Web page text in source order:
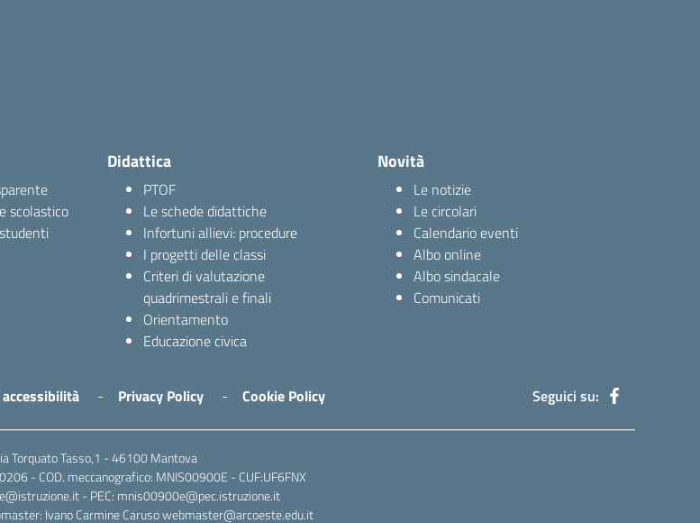
scolastico
Didattica
PTOF
Le schede didattiche
Infortuni allievi: procedure
I progetti delle classi
Criteri di valutazione
quadrimestrali e finali
Orientamento
Educazione civica
Novità
Le notizie
Le circolari
Calendario eventi
Albo online
Albo sindacale
Comunicati
Privacy Policy Cookie Policy Seguici su:
Torquato Tasso,1 - 46100 Mantova
- COD. meccanografico: MNIS00900E - CUF:UF6FNX
- PEC: mnis00900e@pec.istruzione.it
Ivano Carmine Caruso webmaster@arcoeste.edu.it